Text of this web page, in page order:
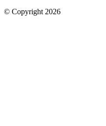
© Copyright 2026